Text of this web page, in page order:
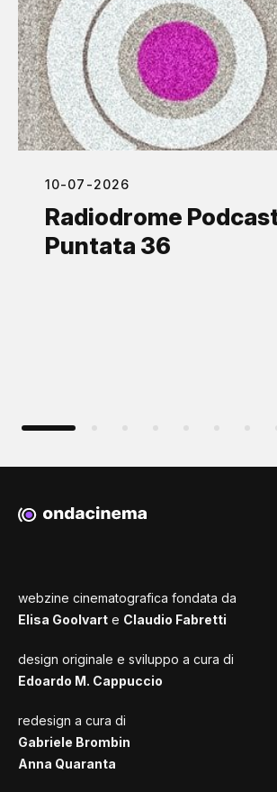
10-07-2026
Radiodrome
Puntata 36
webzine cinematografica fondata da
Elisa Goolvart e Claudio Fabretti
design originale e sviluppo a cura di
Edoardo M. Cappuccio
redesign a cura di
Gabriele Brombin
Anna Quaranta